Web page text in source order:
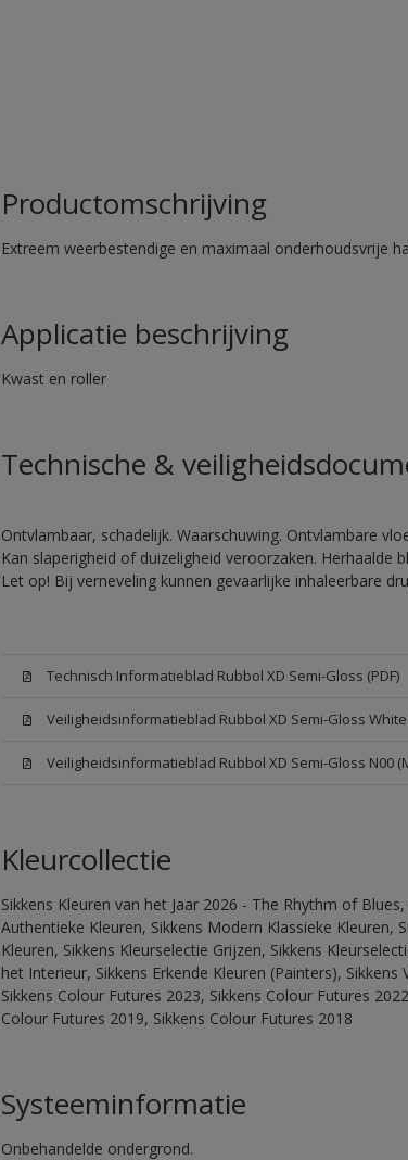
Productomschrijving
Extreem weerbestendige en maximaal onderhoudsvrije
Applicatie beschrijving
Kwast en roller
Technische &
Ontvlambaar, schadelijk. Waarschuwing. Ontvlambare
Kan slaperigheid of duizeligheid veroorzaken.
Let op! Bij verneveling kunnen gevaarlijke inhaleerbare
Technisch Informatieblad Rubbol XD Semi-Gloss (PDF)
Veiligheidsinformatieblad Rubbol XD Semi-Gloss White
Veiligheidsinformatieblad Rubbol XD Semi-Gloss N00
Kleurcollectie
Sikkens Kleuren van het Jaar 2026 - The Rhythm of
Authentieke Kleuren, Sikkens Modern Klassieke Kleuren,
Kleuren, Sikkens Kleurselectie Grijzen, Sikkens
het Interieur, Sikkens Erkende Kleuren (Painters),
Sikkens Colour Futures 2023, Sikkens Colour Futures
Colour Futures 2019, Sikkens Colour Futures 2018
Systeeminformatie
Onbehandelde ondergrond.